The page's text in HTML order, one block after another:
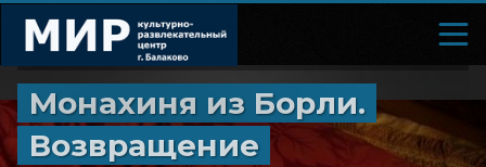
Монахиня из Борли.
Возвращение